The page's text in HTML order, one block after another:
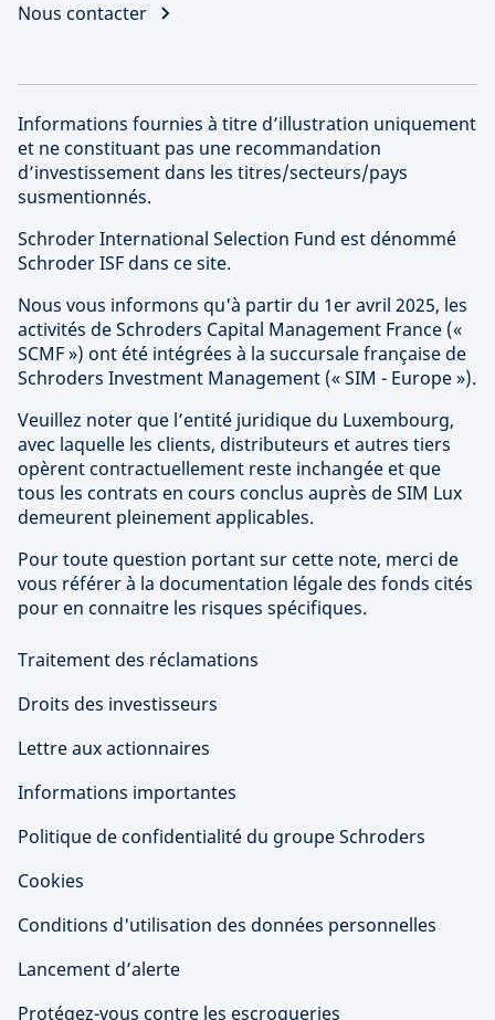
Nous contacter
Informations fournies à titre d’illustration uniquement
et ne constituant pas une recommandation
d’investissement dans les titres/secteurs/pays
susmentionnés.
Schroder International Selection Fund est dénommé
Schroder ISF dans ce site.
Nous vous informons qu'à partir du 1er avril 2025, les
activités de Schroders Capital Management France («
SCMF ») ont été intégrées à la succursale française de
Schroders Investment Management (« SIM - Europe »).
Veuillez noter que l’entité juridique du Luxembourg,
avec laquelle les clients, distributeurs et autres tiers
opèrent contractuellement reste inchangée et que
tous les contrats en cours conclus auprès de SIM Lux
demeurent pleinement applicables.
Pour toute question portant sur cette note, merci de
vous référer à la documentation légale des fonds cités
pour en connaitre les risques spécifiques.
Traitement des réclamations
Droits des investisseurs
Lettre aux actionnaires
Informations importantes
Politique de confidentialité du groupe Schroders
Cookies
Conditions d'utilisation des données personnelles
Lancement d’alerte
Protégez-vous contre les escroqueries